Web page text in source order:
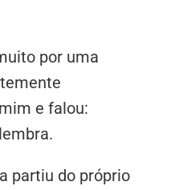
por uma
e falou:
partiu do próprio